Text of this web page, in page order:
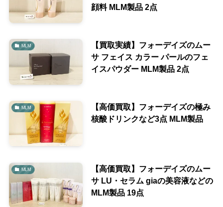
顔料 MLM製品 2点
MLM
【買取実績】フォーデイズのムー
サ フェイス カラー パールのフェ
イスパウダー MLM製品 2点
MLM
【高価買取】フォーデイズの極み
核酸ドリンクなど3点 MLM製品
MLM
【高価買取】フォーデイズのムー
サ LU・セラム giaの美容液などの
MLM製品 19点